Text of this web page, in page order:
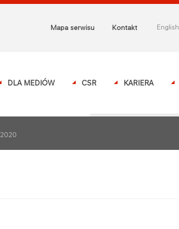
Mapa serwisu Kontakt
english
DLA MEDIÓW CSR KARIERA
2020